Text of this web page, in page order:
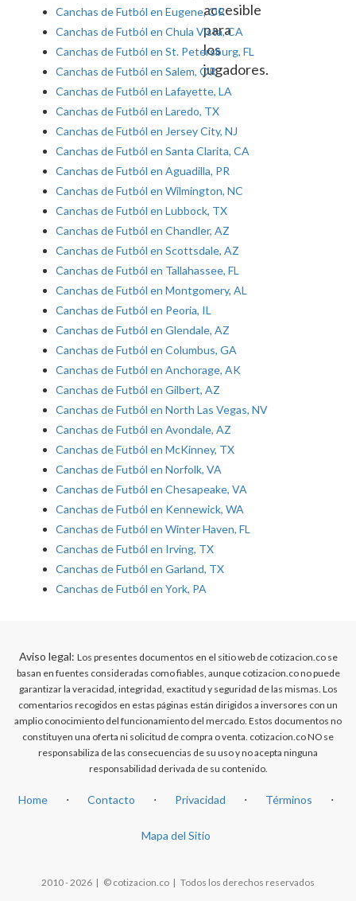
accesible
para
los
jugadores.
Canchas de Futból en Eugene, OR
Canchas de Futból en Chula Vista, CA
Canchas de Futból en St. Petersburg, FL
Canchas de Futból en Salem, OR
Canchas de Futból en Lafayette, LA
Canchas de Futból en Laredo, TX
Canchas de Futból en Jersey City, NJ
Canchas de Futból en Santa Clarita, CA
Canchas de Futból en Aguadilla, PR
Canchas de Futból en Wilmington, NC
Canchas de Futból en Lubbock, TX
Canchas de Futból en Chandler, AZ
Canchas de Futból en Scottsdale, AZ
Canchas de Futból en Tallahassee, FL
Canchas de Futból en Montgomery, AL
Canchas de Futból en Peoria, IL
Canchas de Futból en Glendale, AZ
Canchas de Futból en Columbus, GA
Canchas de Futból en Anchorage, AK
Canchas de Futból en Gilbert, AZ
Canchas de Futból en North Las Vegas, NV
Canchas de Futból en Avondale, AZ
Canchas de Futból en McKinney, TX
Canchas de Futból en Norfolk, VA
Canchas de Futból en Chesapeake, VA
Canchas de Futból en Kennewick, WA
Canchas de Futból en Winter Haven, FL
Canchas de Futból en Irving, TX
Canchas de Futból en Garland, TX
Canchas de Futból en York, PA
Aviso legal: Los presentes documentos en el sitio web de cotizacion.co se
basan en fuentes consideradas como fiables, aunque cotizacion.co no puede
garantizar la veracidad, integridad, exactitud y seguridad de las mismas. Los
comentarios recogidos en estas páginas están dirigidos a inversores con un
amplio conocimiento del funcionamiento del mercado. Estos documentos no
constituyen una oferta ni solicitud de compra o venta. cotizacion.co NO se
responsabiliza de las consecuencias de su uso y no acepta ninguna
responsabilidad derivada de su contenido.
Home ⋅ Contacto ⋅ Privacidad ⋅ Términos ⋅
Mapa del Sitio
2010 - 2026 | © cotizacion.co | Todos los derechos reservados